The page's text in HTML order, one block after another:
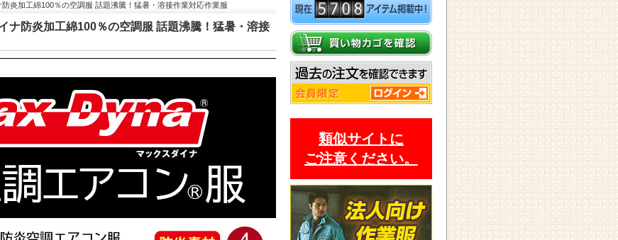
炎加工綿100％の空調服 話題沸騰！猛暑・溶接作業対応作業服
ナ防炎加工綿100％の空調服 話題沸騰！猛暑・溶接
類似サイトに
ご注意ください。